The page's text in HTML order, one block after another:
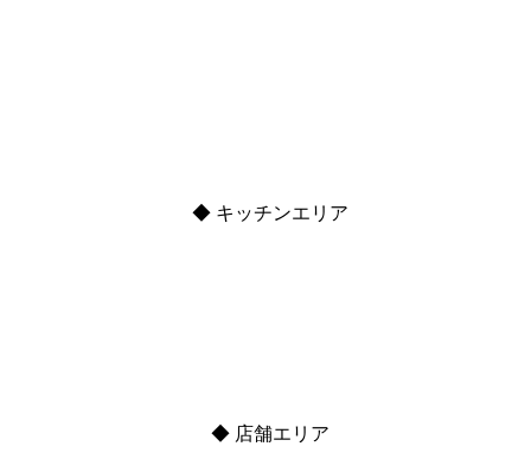
◆ キッチンエリア
◆ 店舗エリア